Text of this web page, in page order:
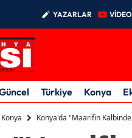
YAZARLAR
Türkiye Konya
Konya Konya'da "Maarifin